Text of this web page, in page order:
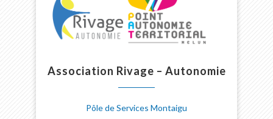
Association Rivage – Autonomie
Pôle de Services Montaigu